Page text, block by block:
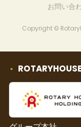
お問い合
Copyright ©